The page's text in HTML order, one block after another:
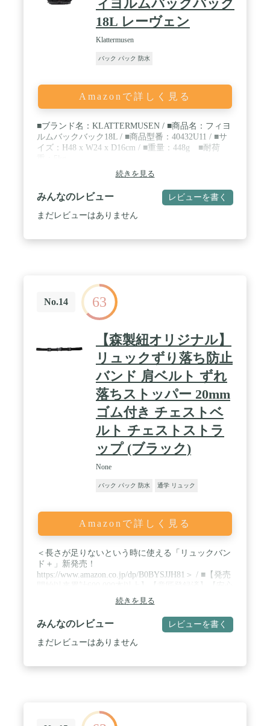
ィヨルムバックバック
18L レーヴェン
Klattermusen
バック パック 防水
Amazonで詳しく見る
■ブランド名：KLATTERMUSEN / ■商品名：フィヨ
ルムバックバック18L / ■商品型番：40432U11 / ■サ
イズ：H48 x W24 x D16cm / ■重量：448g ■耐荷
続きを見る
みんなのレビュー レビューを書く
まだレビューはありません
No.14 63
【森製紐オリジナル】
リュックずり落ち防止
バンド 肩ベルト ずれ
落ちストッパー 20mm
ゴム付き チェストベ
ルト チェストストラ
ップ (ブラック)
None
バック パック 防水 通学 リュック
Amazonで詳しく見る
＜長さが足りないという時に使える「リュックバン
ド＋」新発売！
https://www.amazon.co.jp/dp/B0BYSJJH81＞ / ■【発売
の日本製】リュックの肩ベルトがずり落ちるのを防
ぐバンドです。反射付きや国旗柄もあります！ / ■
既にお持ちの色んなリュックの肩ベルトに取り付け
るだけの簡単装着！ / ■リュックや体の動きに合わ
せて、ゴムが伸縮する為、いつでも体にフィット！
続きを見る
みんなのレビュー レビューを書く
まだレビューはありません